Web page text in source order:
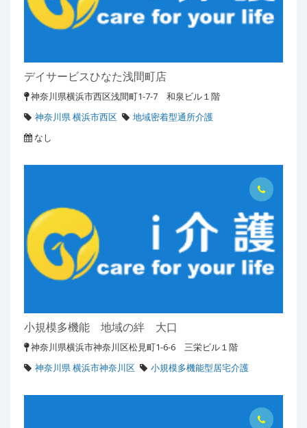
デイサービスひなた浅間町店
神奈川県横浜市西区浅間町1-7-7 和泉ビル１階
神奈川県 横浜市西区
地域密着型通所介護
なし
小規模多機能 地域の絆 大口
神奈川県横浜市神奈川区松見町1-6-6 三栄ビル１階
神奈川県 横浜市神奈川区
小規模多機能型居宅介護